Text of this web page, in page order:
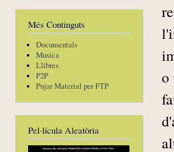
Més Continguts
Documentals
Musica
Llibres
P2P
Pujar Material per FTP
Pel·lícula Aleatòria
o